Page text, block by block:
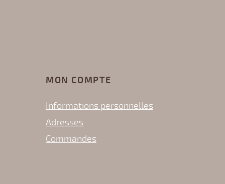
MON COMPTE
Informations personnelles
Adresses
Commandes